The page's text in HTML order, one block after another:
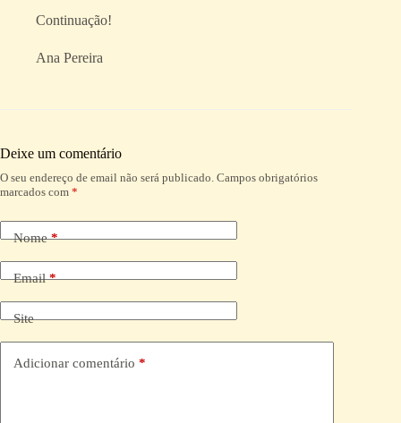
Continuação!
Ana Pereira
Deixe um comentário
O seu endereço de email não será publicado. Campos obrigatórios
marcados com *
Nome*
Email*
Site
Adicionar comentário *
A
l
r
n
v
e